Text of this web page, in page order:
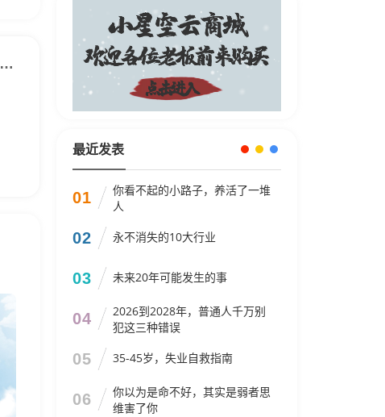
最近发表
01
你看不起的小路子，养活了一堆
人
02 永不消失的10大行业
03 未来20年可能发生的事
04
2026到2028年，普通人千万别
犯这三种错误
05 35-45岁，失业自救指南
06
你以为是命不好，其实是弱者思
维害了你